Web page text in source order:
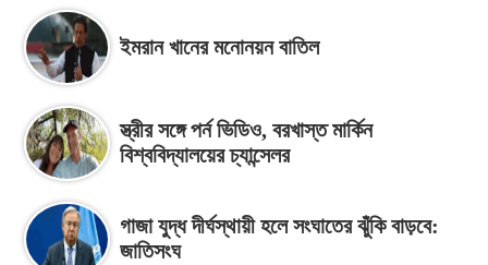
ইমরান খানের মনোনয়ন বাতিল
স্ত্রীর সঙ্গে পর্ন ভিডিও, বরখাস্ত মার্কিন
বিশ্ববিদ্যালয়ের চ্যান্সেলর
গাজা যুদ্ধ দীর্ঘস্থায়ী হলে সংঘাতের ঝুঁকি বাড়বে:
জাতিসংঘ